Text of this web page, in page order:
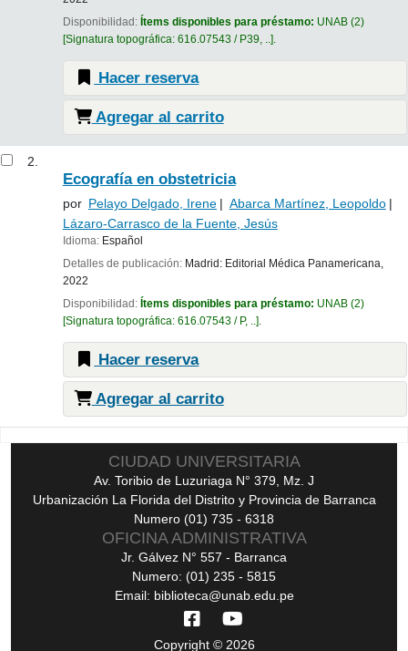
Disponibilidad: Ítems disponibles para préstamo: UNAB(2)
Signatura topográfica: 616.07543 / P39, .. .
Hacer reserva
Agregar al carrito
2.
Ecografía en obstetricia
por Pelayo Delgado, Irene
Abarca Martínez, Leopoldo
Lázaro-Carrasco de la Fuente, Jesús
Idioma: Español
Detalles de publicación: Madrid: Editorial Médica Panamericana,
2022
Disponibilidad: Ítems disponibles para préstamo: UNAB(2)
Signatura topográfica: 616.07543 / P, .. .
Hacer reserva
Agregar al carrito
CIUDAD UNIVERSITARIA
Av. Toribio de Luzuriaga N° 379, Mz. J
Urbanización La Florida del Distrito y Provincia de Barranca
Numero (01) 735 - 6318
OFICINA ADMINISTRATIVA
Jr. Gálvez N° 557 - Barranca
Numero: (01) 235 - 5815
Email: biblioteca@unab.edu.pe
Copyright © 2026